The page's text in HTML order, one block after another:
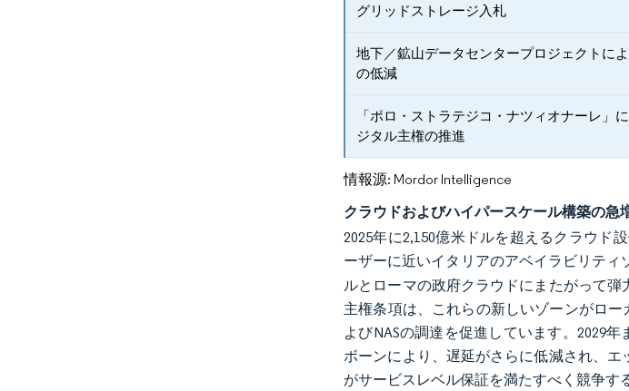
グリッドストレージ入札
地下／鉱山データセンタープロジェクトに
の低減
「ポロ・ストラテジコ・ナツィオナーレ」
ジタル主権の推進
情報源: Mordor Intelligence
クラウドおよびハイパースケール構築の急
2025年に2,150億米ドルを超えるクラウド
ーザーに近いイタリアのアベイラビリティ
ルとローマの政府クラウドにまたがって
主権条項は、これらの新しいゾーンがロ
よびNASの調達を促進しています。2029
ボーンにより、遅延がさらに低減され、
がサービスレベル保証を満たすべく競争す